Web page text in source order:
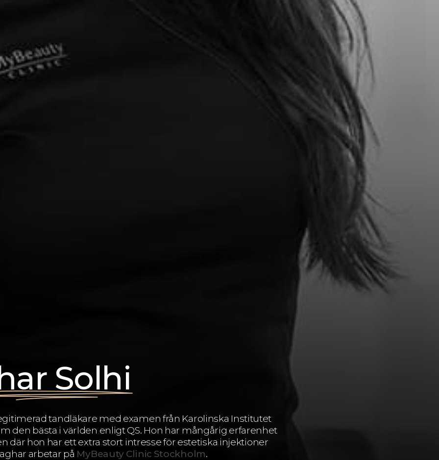
Solhi
tandläkare med examen från Karolinska Institutet
den bästa i världen enligt QS. Hon har mångårig erfarenhet
där hon har ett extra stort intresse för estetiska injektioner
arbetar på MyBeauty Clinic Stockholm.